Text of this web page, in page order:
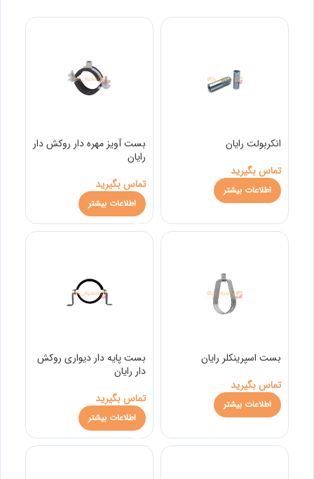
انکربولت رایان
تماس بگیرید
اطلاعات بیشتر
بست آویز مهره دار روکش دار
رایان
تماس بگیرید
اطلاعات بیشتر
بست اسپرینکلر رایان
تماس بگیرید
اطلاعات بیشتر
بست پایه دار دیواری روکش
دار رایان
تماس بگیرید
اطلاعات بیشتر